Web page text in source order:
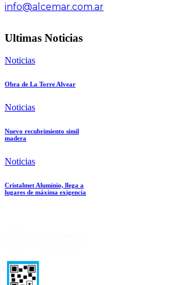
info@alcemar.com.ar
Ultimas Noticias
Noticias
Obra de La Torre Alvear
Noticias
Nuevo recubrimiento simil
madera
Noticias
Cristalmet Aluminio, llega a
lugares de máxima exigencia